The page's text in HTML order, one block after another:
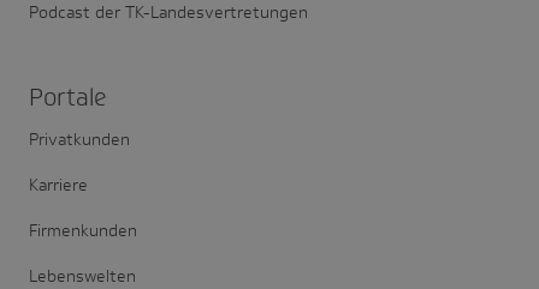
Podcast der TK-Landesvertretungen
Portale
Privatkunden
Karriere
Firmenkunden
Lebenswelten